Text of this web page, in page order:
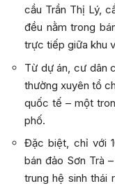
cầu Trần Thị Lý,
đều nằm trong
trực tiếp giữa khu
Từ dự án, cư dân
thường xuyên tổ
quốc tế – một
phố.
Đặc biệt, chỉ với
bán đảo Sơn Trà
trung hệ sinh thái